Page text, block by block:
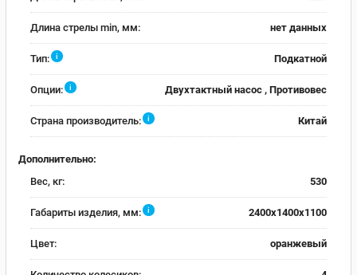
Длина стрелы min, мм: нет данных
Тип: i Подкатной
Опции: i Двухтактный насос , Противовес
Страна производитель: i Китай
Дополнительно:
Вес, кг:
530
Габариты изделия, мм: i 2400x1400x1100
Цвет: оранжевый